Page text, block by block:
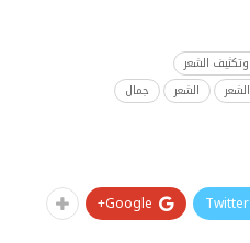
الشعر
جمال
Twitter
Google+